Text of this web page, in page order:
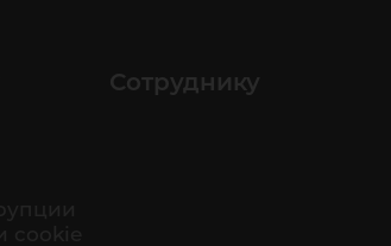
Сотруднику